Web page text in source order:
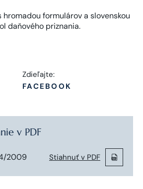
Zdieľajte:
FACEBOOK
v PDF
4/2009 Stiahnuť v PDF